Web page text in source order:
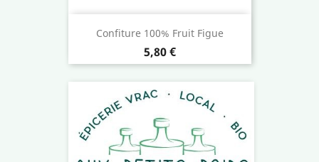
Confiture 100% Fruit Figue
Prix
5,80 €